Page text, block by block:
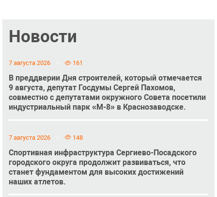
Новости
7 августа 2026 161
В преддверии Дня строителей, который отмечается
9 августа, депутат Госдумы Сергей Пахомов,
совместно с депутатами окружного Совета посетили
индустриальный парк «М-8» в Краснозаводске.
7 августа 2026 148
Спортивная инфраструктура Сергиево-Посадского
городского округа продолжит развиваться, что
станет фундаментом для высоких достижений
наших атлетов.